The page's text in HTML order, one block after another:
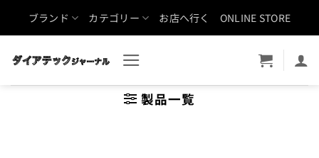
ブランド カテゴリー お店へ行く ONLINE STORE
製品一覧